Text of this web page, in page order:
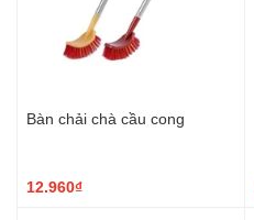
Bàn chải chà cầu cong
12.960₫